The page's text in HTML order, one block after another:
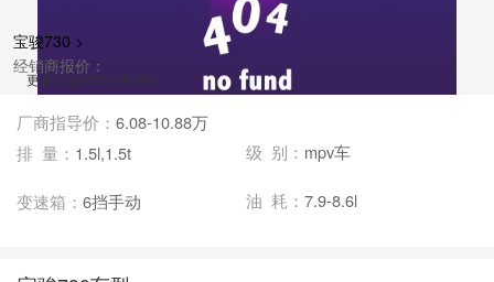
宝骏730 >
经销商报价：
更新时间:2023-09-09
厂商指导价： 6.08-10.88万
排 量： 1.5l,1.5t 级 别： mpv车
变速箱： 6挡手动 油 耗： 7.9-8.6l